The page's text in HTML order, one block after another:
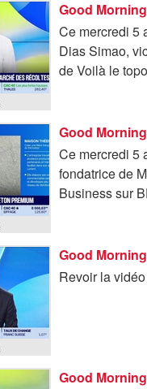
Good
Ce mercredi 5
Dias Simao,
de Voilà le
Ce mercredi 5
fondatrice de
Business sur
Good
Revoir la